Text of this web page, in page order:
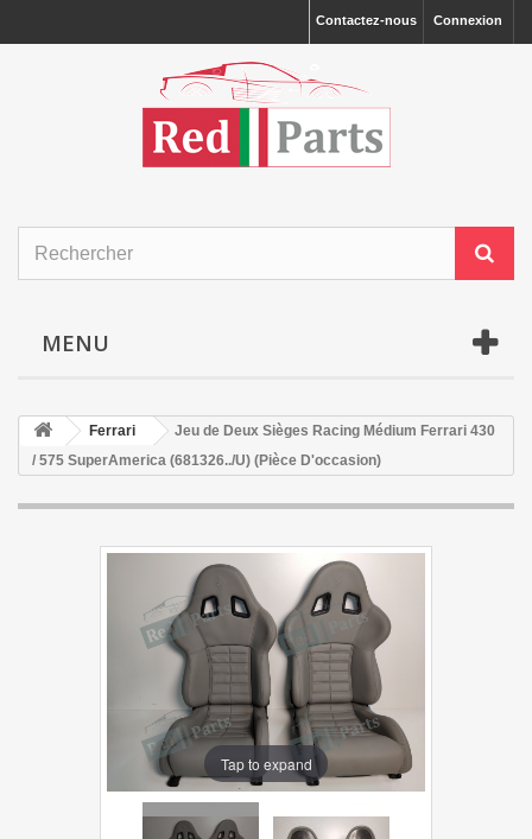
Connexion
Contactez-nous
MENU
Ferrari
Jeu de Deux Sièges Racing Médium Ferrari 430
/ 575 SuperAmerica (681326../U) (Pièce D'occasion)
Tap to expand